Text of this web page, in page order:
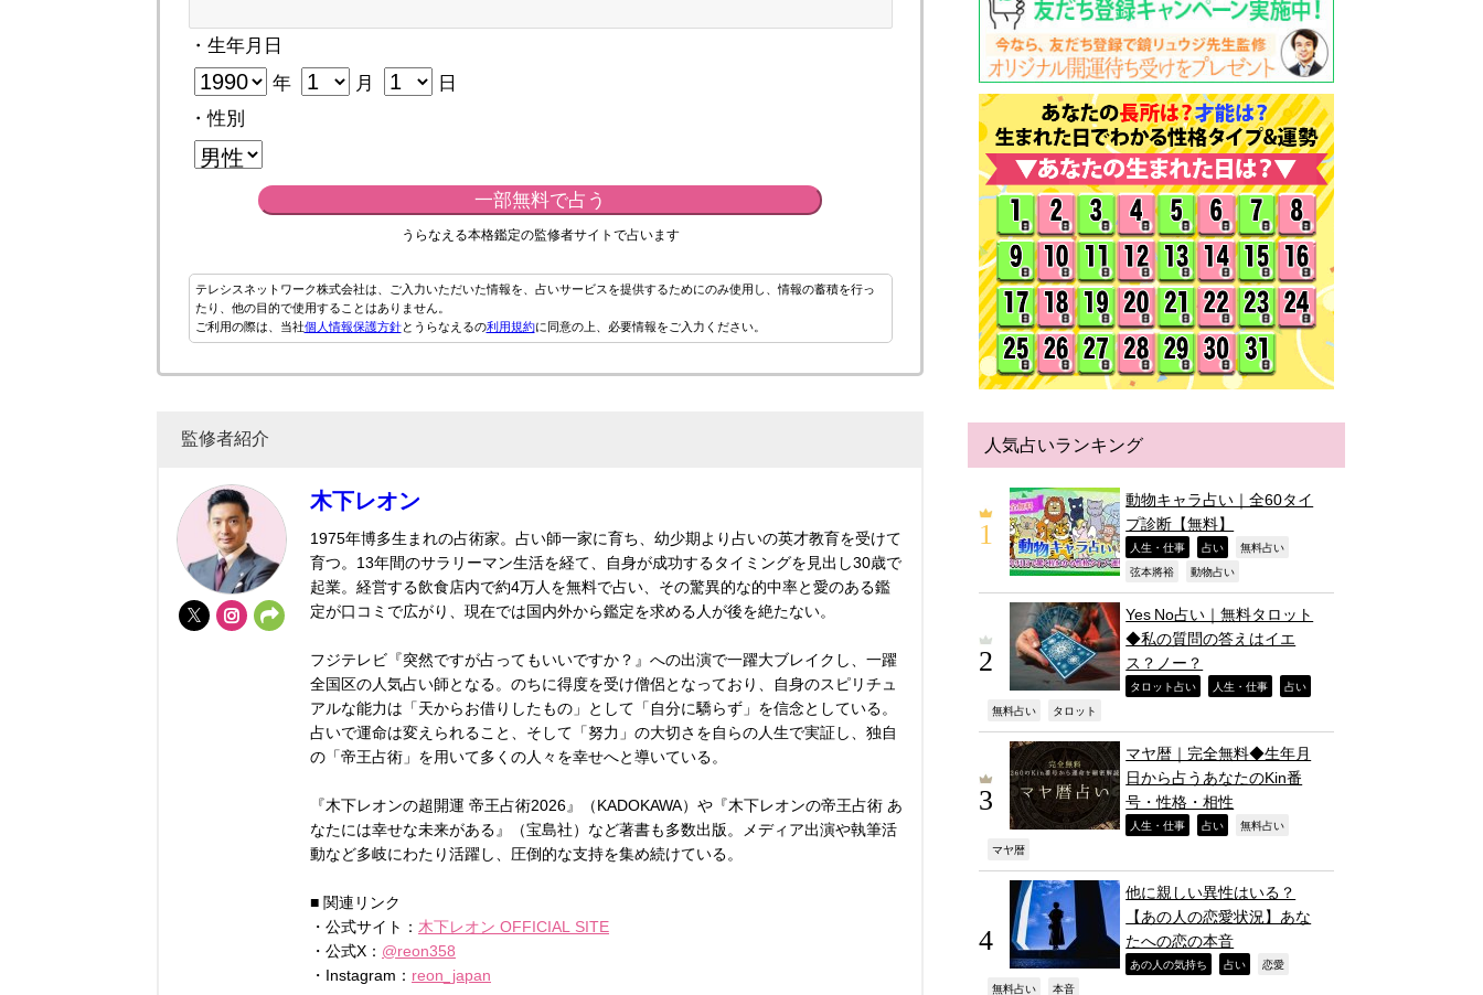
・生年月日
年 月
日
・性別
一部無料で占う
うらなえる本格鑑定の監修者サイトで占います
テレシスネットワーク株式会社は、ご入力いただいた情報を、占いサービスを提供するためにのみ使用し、情報の蓄積を行っ
たり、他の目的で使用することはありません。
ご利用の際は、当社個人情報保護方針とうらなえるの利用規約に同意の上、必要情報をご入力ください。
監修者紹介
木下レオン
1975年博多生まれの占術家。占い師一家に育ち、幼少期より占いの英才教育を受けて
育つ。13年間のサラリーマン生活を経て、自身が成功するタイミングを見出し30歳で
起業。経営する飲食店内で約4万人を無料で占い、その驚異的な的中率と愛のある鑑
定が口コミで広がり、現在では国内外から鑑定を求める人が後を絶たない。
フジテレビ『突然ですが占ってもいいですか？』への出演で一躍大ブレイクし、一躍
全国区の人気占い師となる。のちに得度を受け僧侶となっており、自身のスピリチュ
アルな能力は「天からお借りしたもの」として「自分に驕らず」を信念としている。
占いで運命は変えられること、そして「努力」の大切さを自らの人生で実証し、独自
の「帝王占術」を用いて多くの人々を幸せへと導いている。
『木下レオンの超開運 帝王占術2026』（KADOKAWA）や『木下レオンの帝王占術 あ
なたには幸せな未来がある』（宝島社）など著書も多数出版。メディア出演や執筆活
動など多岐にわたり活躍し、圧倒的な支持を集め続けている。
■ 関連リンク
・公式サイト： 木下レオン OFFICIAL SITE
・公式X： @reon358
・Instagram： reon_japan
人気占いランキング
動物キャラ占い｜全60タイ
プ診断【無料】
人生・仕事 占い 無料占い
弦本將裕 動物占い
Yes No占い｜無料タロット
◆私の質問の答えはイエ
ス？ノー？
タロット占い 人生・仕事 占い
無料占い タロット
マヤ暦｜完全無料◆生年月
日から占うあなたのKin番
号・性格・相性
人生・仕事 占い 無料占い
マヤ暦
他に親しい異性はいる？
【あの人の恋愛状況】あな
たへの恋の本音
あの人の気持ち 占い 恋愛
無料占い 本音